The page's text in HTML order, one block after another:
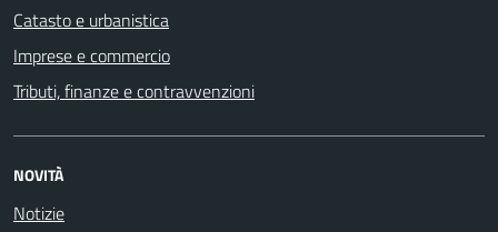
Catasto e urbanistica
Imprese e commercio
Tributi, finanze e contravvenzioni
NOVITÀ
Notizie